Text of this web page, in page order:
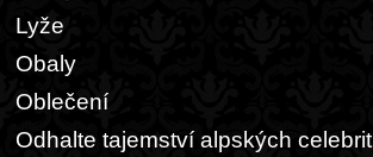
Lyže
Obaly
Oblečení
Odhalte tajemství alpských celebrit